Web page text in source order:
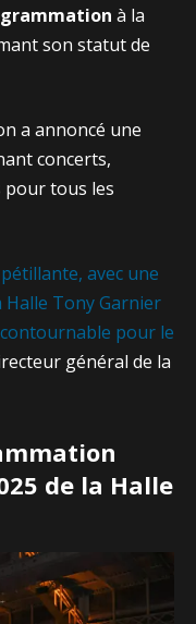
à la
son statut de
a annoncé une
concerts,
pour tous les
avec une
Halle Tony Garnier
pour le
général de la
de la Halle